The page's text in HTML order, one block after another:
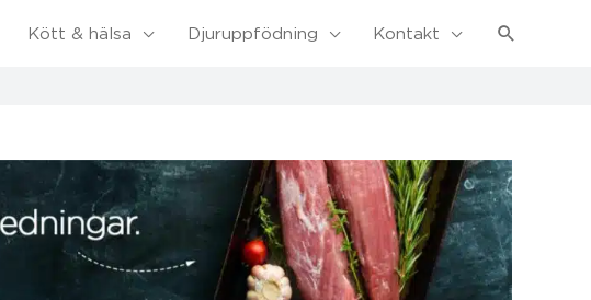
Kött & hälsa Djuruppfödning Kontakt Sök